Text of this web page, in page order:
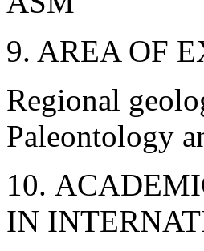
9. AREA OF
Regional
Paleontology
10.
IN